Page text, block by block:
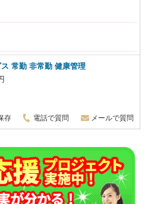
常勤 非常勤 健康管理
存 電話で質問 メールで質問